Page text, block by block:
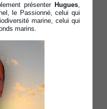
présenter Hugues,
le Passionné, celui qui
marine, celui qui
marins.